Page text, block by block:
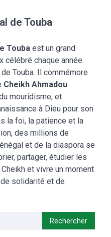
de Touba
Touba est un grand
célébré chaque année
Touba. Il commémore
Cheikh Ahmadou
mouridisme, et
à Dieu pour son
la foi, la patience et la
des millions de
et de la diaspora se
partager, étudier les
et vivre un moment
solidarité et de